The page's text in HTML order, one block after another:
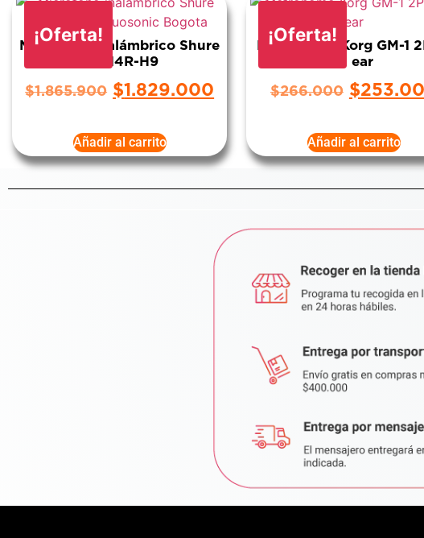
¡Oferta!
Micrófono inalámbrico Shure
BLX14R-H9
$1.865.900 $1.829.000
Añadir al carrito
¡Oferta!
Metrónomo Korg GM-1
in ear
$266.000 $
Añadir al carrito